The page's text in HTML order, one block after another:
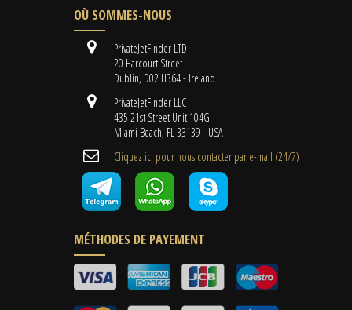
OÙ SOMMES-NOUS
PrivateJetFinder LTD
20 Harcourt Street
Dublin, D02 H364 - Ireland
PrivateJetFinder LLC
435 21st Street Unit 104G
Miami Beach, FL 33139 - USA
Cliquez ici pour nous contacter par e-mail (24/7)
MÉTHODES DE PAYEMENT